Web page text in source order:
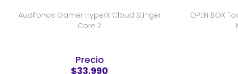
Audifonos Gamer HyperX Cloud Stinger
Core 2
Precio
$33.990
OPEN BOX